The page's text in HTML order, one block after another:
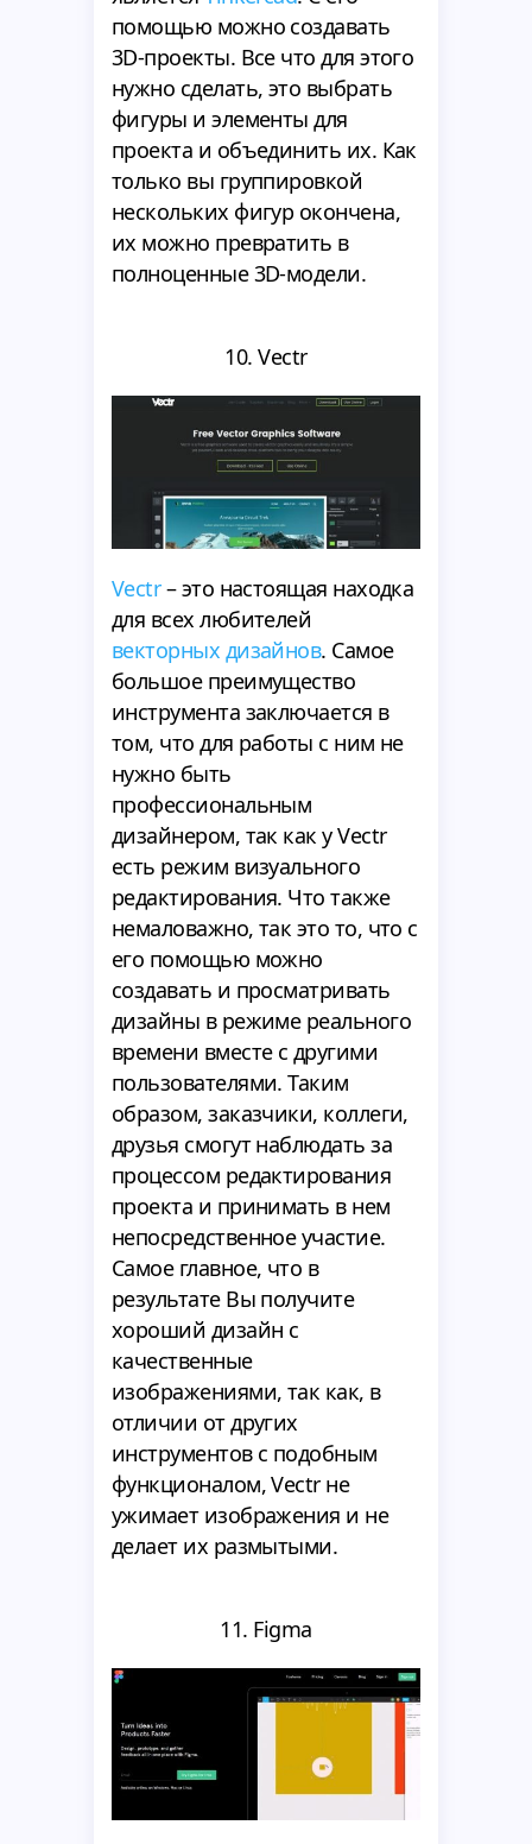
помощью можно создавать
3D-проекты. Все что для этого
нужно сделать, это выбрать
фигуры и элементы для
проекта и объединить их. Как
только вы группировкой
нескольких фигур окончена,
их можно превратить в
полноценные 3D-модели.
10. Vectr
Vectr– это настоящая находка
для всех любителей
векторных дизайнов. Самое
большое преимущество
инструмента заключается в
том, что для работы с ним не
нужно быть
профессиональным
дизайнером, так как у Vectr
есть режим визуального
редактирования. Что также
немаловажно, так это то, что с
его помощью можно
создавать и просматривать
дизайны в режиме реального
времени вместе с другими
пользователями. Таким
образом, заказчики, коллеги,
друзья смогут наблюдать за
процессом редактирования
проекта и принимать в нем
непосредственное участие.
Самое главное, что в
результате Вы получите
хороший дизайн с
качественные
изображениями, так как, в
отличии от других
инструментов с подобным
функционалом, Vectr не
ужимает изображения и не
делает их размытыми.
11. Figma